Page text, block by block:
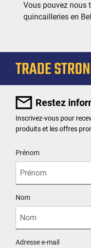
Vous pouvez nous
quincailleries en
Restez
Inscrivez-vous pour
produits et les offres
Prénom
Nom
Adresse e-mail